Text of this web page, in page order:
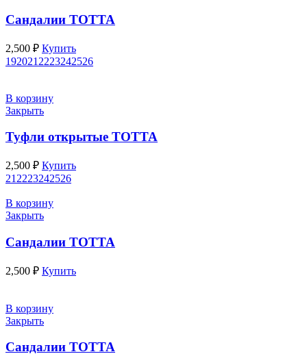
Сандалии ТОТТА
2,500 ₽ Купить
192021 2223242526
В корзину
Закрыть
Туфли открытые ТОТТА
2,500 ₽ Купить
21 2223242526
В корзину
Закрыть
Сандалии ТОТТА
2,500 ₽ Купить
В корзину
Закрыть
Сандалии ТОТТА